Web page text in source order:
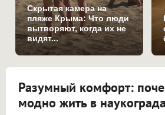
Скрытая камера на
пляже Крыма: Что люди
вытворяют, когда их не
видят...
Разумный комфорт:
модно жить в